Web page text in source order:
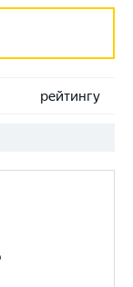
рейтингу